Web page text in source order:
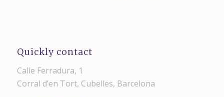
Quickly contact
Calle Ferradura, 1
Corral d’en Tort, Cubelles, Barcelona